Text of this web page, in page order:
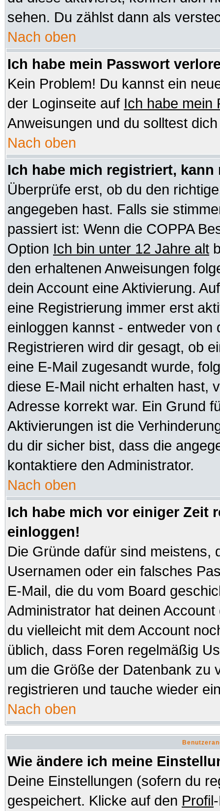
sehen. Du zählst dann als
Nach oben
Ich habe mein Passwort
Kein Problem! Du kannst ein
der Loginseite auf Ich habe mein
Anweisungen und du solltest
Nach oben
Ich habe mich registriert,
Überprüfe erst, ob du den
angegeben hast. Falls sie
passiert ist: Wenn die COPPA
Option Ich bin unter 12 Jahre alt
den erhaltenen Anweisungen
dein Account eine Aktivierung.
eine Registrierung immer erst
einloggen kannst - entweder von
Registrieren wird dir gesagt, ob
eine E-Mail zugesandt wurde,
diese E-Mail nicht erhalten hast,
Adresse korrekt war. Ein Grund
Aktivierungen ist die
du dir sicher bist, dass die
kontaktiere den Administrator.
Nach oben
Ich habe mich vor einiger Zeit
einloggen!
Die Gründe dafür sind meistens,
Usernamen oder ein falsches
E-Mail, die du vom Board
Administrator hat deinen
du vielleicht mit dem Account
üblich, dass Foren regelmäßig
um die Größe der Datenbank zu
registrieren und tauche wieder
Nach oben
Wie ändere ich meine
Deine Einstellungen (sofern du
gespeichert. Klicke auf den Profil